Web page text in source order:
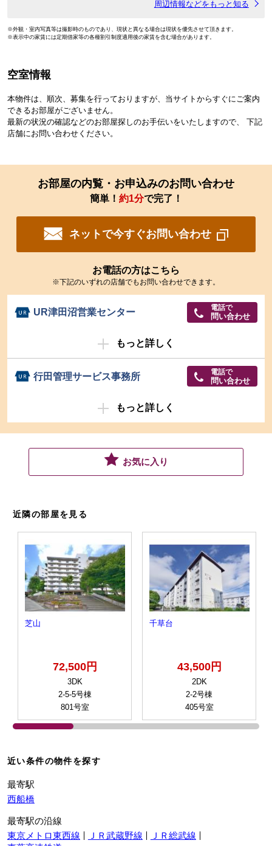
周辺情報などをもっと知る
※外観・室内写真等は撮影時のものであり、現状と異なる場合は現状を優先させて頂きます。
※表示中の家賃には定期借家等の各種割引制度適用後の家賃を含む場合があります。
空室情報
本物件は、順次、募集を行っておりますが、当サイトからすぐにご案内
できるお部屋がございません。
最新の状況の確認などのお部屋探しのお手伝いをいたしますので、 下記
店舗にお問い合わせください。
お部屋の内覧・お申込みのお問い合わせ
簡単！ 約1分で完了！
ネットで今すぐお問い合わせ
お電話の方はこちら
※下記のいずれの店舗でもお問い合わせできます。
UR津田沼営業センター 電話で
問い合わせ
もっと詳しく
行田管理サービス事務所 電話で
問い合わせ
もっと詳しく
お気に入り
近隣の部屋を見る
芝山
72,500円
3DK
2-5-5号棟
801号室
千草台
43,500円
2DK
2-2号棟
405号室
近い条件の物件を探す
最寄駅
西船橋
最寄駅の沿線
東京メトロ東西線
ＪＲ武蔵野線
ＪＲ総武線